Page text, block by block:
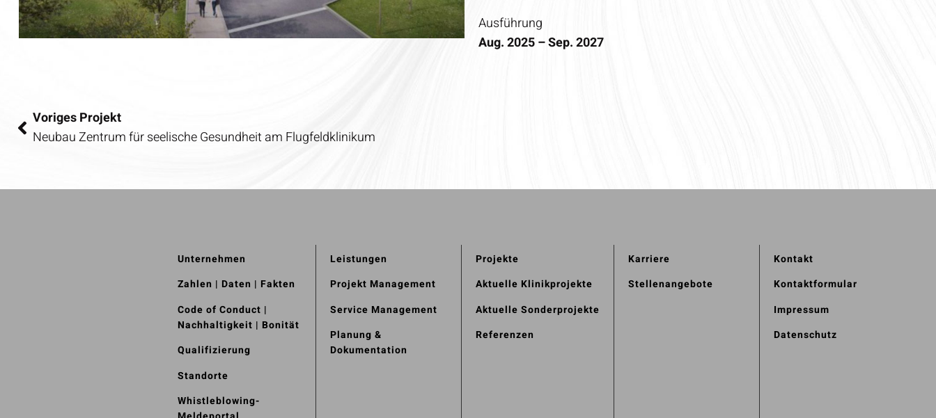
Ausführung
Aug. 2025 – Sep. 2027
Voriges Projekt
Neubau Zentrum für seelische Gesundheit am Flugfeldklinikum
Unternehmen
Zahlen | Daten | Fakten
Code of Conduct |
Nachhaltigkeit | Bonität
Qualifizierung
Standorte
Whistle­blowing-
Leistungen
Projekt Management
Service Management
Planung &
Dokumentation
Projekte
Aktuelle Klinikprojekte
Aktuelle Sonderprojekte
Referenzen
Karriere
Stellenangebote
Kontakt
Kontaktformular
Impressum
Datenschutz